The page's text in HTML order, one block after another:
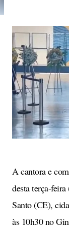
A cantora e
desta terça-
Santo (CE),
às 10h30 no